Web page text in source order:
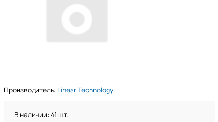
Производитель: Linear Technology
В наличии: 41 шт.